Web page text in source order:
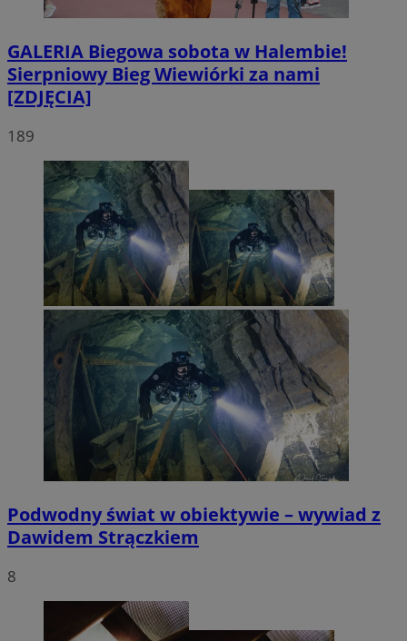
GALERIA Biegowa sobota w Halembie!
Sierpniowy Bieg Wiewiórki za nami
[ZDJĘCIA]
189
Podwodny świat w obiektywie – wywiad z
Dawidem Strączkiem
8